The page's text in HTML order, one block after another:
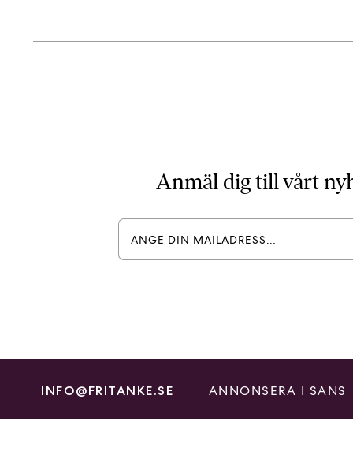
Anmäl dig till vårt
INFO@FRITANKE.SE ANNONSERA I SANS